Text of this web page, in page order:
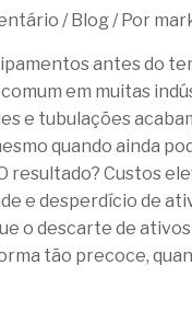
/Blog/ Por
antes do
em muitas
e tubulações
quando ainda
resultado? Custos
e desperdício de
o descarte de
tão precoce,